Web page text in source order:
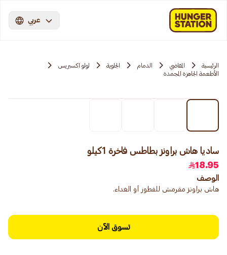
عربي
الرئيسية المقاضي الدمام الجلوية
لولو اكسبريس
الأطعمة الجاهزة المجمدة
ساديا هاش براونز بطاطس فاخرة 1كيلو
18.95
الوصف
هاش براونز مقرمش للفطور أو الغداء.
تسوق الآن